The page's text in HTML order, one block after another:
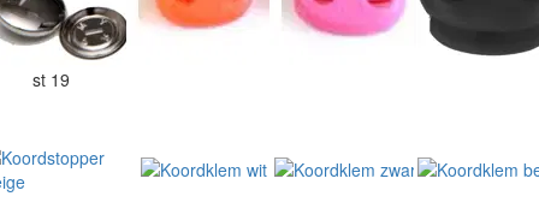
st 19